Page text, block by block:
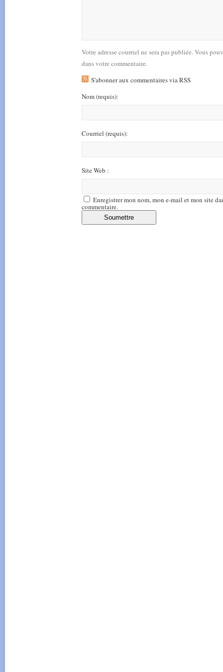
Votre adresse courriel ne sera pas publiée. Vous
dans votre commentaire.
S'abonner aux commentaires via RSS
Nom(requis):
Courriel (requis):
Site Web :
Enregistrer mon nom, mon e-mail et mon site
commentaire.